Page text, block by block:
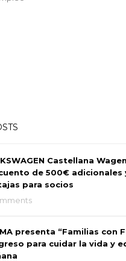
Castellana
de 500€ adicionales
para socios
presenta “Familias con
para cuidar la vida y